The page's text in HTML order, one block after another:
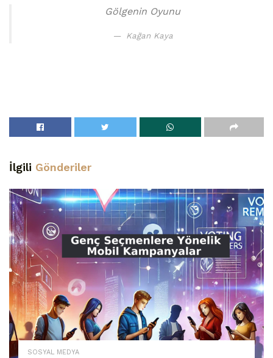
Gölgenin Oyunu
Kağan Kaya
İlgili Gönderiler
SOSYAL MEDYA